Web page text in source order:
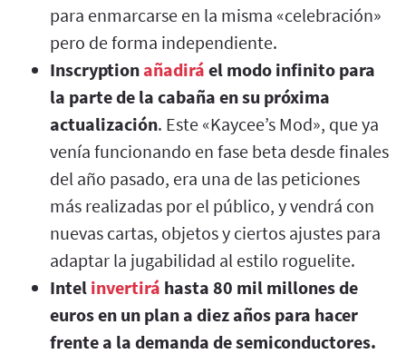
para enmarcarse en la misma «celebración»
pero de forma independiente.
Inscryption añadirá el modo infinito para
la parte de la cabaña en su próxima
actualización. Este «Kaycee’s Mod», que ya
venía funcionando en fase beta desde finales
del año pasado, era una de las peticiones
más realizadas por el público, y vendrá con
nuevas cartas, objetos y ciertos ajustes para
adaptar la jugabilidad al estilo roguelite.
Intel invertirá hasta 80 mil millones de
euros en un plan a diez años para hacer
frente a la demanda de semiconductores.